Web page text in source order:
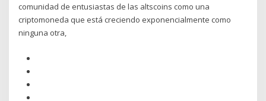
comunidad de entusiastas de las altscoins como una
criptomoneda que está creciendo exponencialmente como
ninguna otra,